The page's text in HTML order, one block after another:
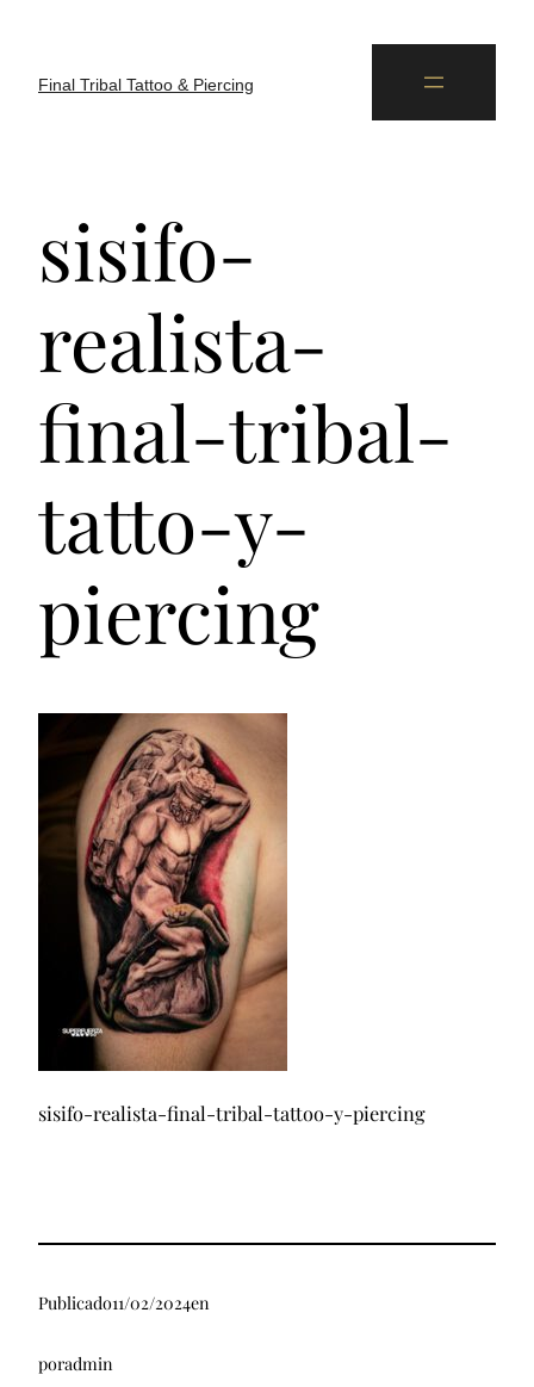
Final Tribal Tattoo & Piercing
sisifo-
realista-
final-tribal-
tatto-y-
piercing
sisifo-realista-final-tribal-tattoo-y-piercing
Publicado11/02/2024en
poradmin